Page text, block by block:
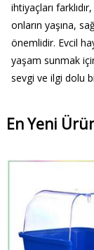
ihtiyaçları
onların yaşına,
önemlidir. Evcil
yaşam sunmak
sevgi ve ilgi dolu
En Yeni